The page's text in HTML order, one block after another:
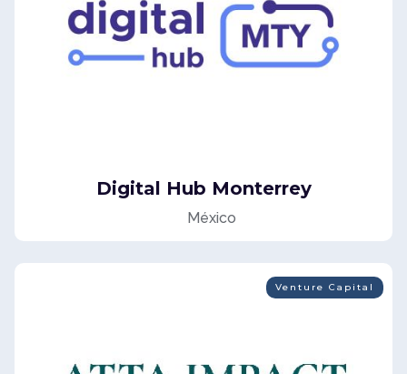
Digital Hub Monterrey
México
Venture Capital